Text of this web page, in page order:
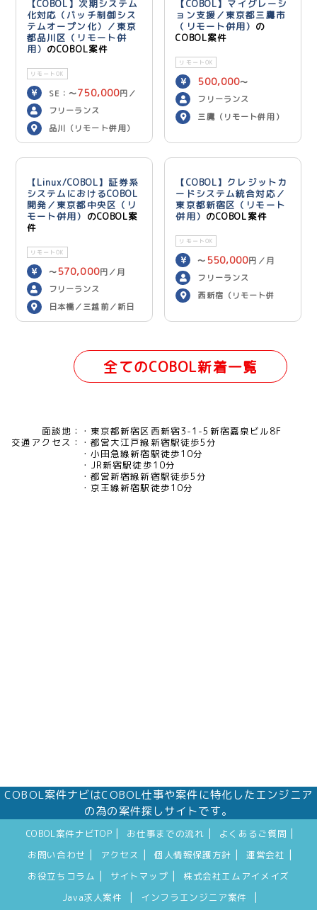
【COBOL】次期システム
化対応（バッチ制御シス
テムオープン化）／東京
都品川区（リモート併
用） のCOBOL案件
リモートOK
SE：〜750,000円／
月 PG：〜700,000
／月
フリーランス
品川（リモート併用）
【COBOL】マイグレーシ
ョン支援／東京都三鷹市
（リモート併用） の
COBOL案件
リモートOK
500,000〜
600,000 円／月
フリーランス
三鷹（リモート併用）
【Linux/COBOL】証券系
システムにおけるCOBOL
開発／東京都中央区（リ
モート併用） のCOBOL案
件
リモートOK
〜 570,000円／月
フリーランス
日本橋／三越前／新日
本橋（リモート併用）
【COBOL】クレジットカ
ードシステム統合対応／
東京都新宿区（リモート
併用） のCOBOL案件
リモートOK
〜 550,000円／月
フリーランス
西新宿（リモート併
全てのCOBOL新着一覧
面談地：
東京都新宿区西新宿3-1-5新宿嘉泉ビル8F
交通アクセス：
都営大江戸線新宿駅徒歩5分
小田急線新宿駅徒歩10分
JR新宿駅徒歩10分
都営新宿線新宿駅徒歩5分
京王線新宿駅徒歩10分
COBOL案件ナビはCOBOL仕事や案件に特化したエンジニア
の為の案件探しサイトです。
COBOL案件ナビTOP お仕事までの流れ よくあるご質問
お問い合わせ アクセス 個人情報保護方針 運営会社
お役立ちコラム サイトマップ
株式会社エムアイメイズ
Java求人案件
インフラエンジニア案件